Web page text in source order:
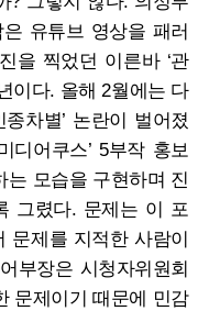
유튜브 영상을 패러
을 찍었던 이른바 ‘관
이다. 올해 2월에는 다
차별’ 논란이 벌어졌
디어쿠스’ 5부작 홍보
는 모습을 구현하며 진
그렸다. 문제는 이 포
문제를 지적한 사람이
부장은 시청자위원회
문제이기 때문에 민감